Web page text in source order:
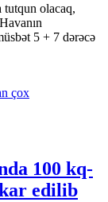
tutqun olacaq,
5 + 7 dərəcə
100 kq-
edilib